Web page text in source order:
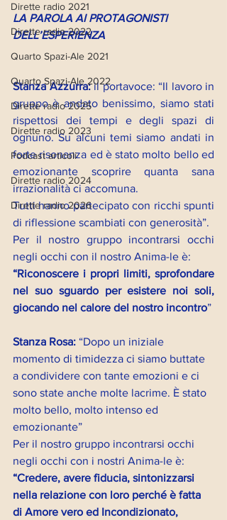
Dirette radio 2021
Dirette radio 2022
Quarto Spazi-Ale 2021
Quarto Spazi-Ale 2022
Dirette radio 2025
Dirette radio 2023
Podcast articoli
Dirette radio 2024
Dirette radio 2026
LA PAROLA AI PROTAGONISTI
DELL’ESPERIENZA
Stanza Azzurra: il portavoce: “Il lavoro in
gruppo è andato benissimo, siamo stati
rispettosi dei tempi e degli spazi di
ognuno. Su alcuni temi siamo andati in
forte risonanza ed è stato molto bello ed
emozionante scoprire quanta sana
irrazionalità ci accomuna.
Tutti hanno partecipato con ricchi spunti
di riflessione scambiati con generosità”.
Per il nostro gruppo incontrarsi occhi
negli occhi con il nostro Anima-le è:
“Riconoscere i propri limiti, sprofondare
nel suo sguardo per esistere noi soli,
giocando nel calore del nostro incontro”
Stanza Rosa: “Dopo un iniziale
momento di timidezza ci siamo buttate
a condividere con tante emozioni e ci
sono state anche molte lacrime. È stato
molto bello, molto intenso ed
emozionante”
Per il nostro gruppo incontrarsi occhi
negli occhi con i nostri Anima-le è:
“Credere, avere fiducia, sintonizzarsi
nella relazione con loro perché è fatta
di Amore vero ed Incondizionato,